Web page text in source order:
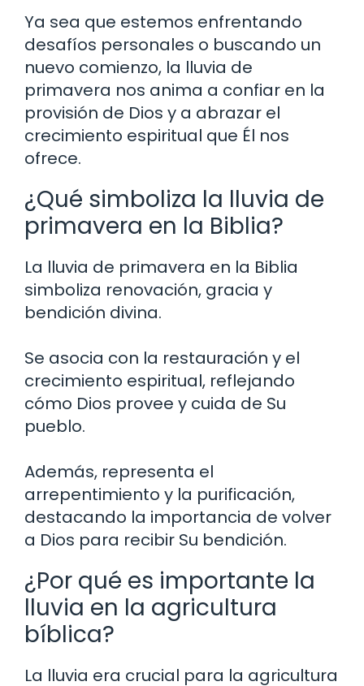
Ya sea que estemos enfrentando
desafíos personales o buscando un
nuevo comienzo, la lluvia de
primavera nos anima a confiar en la
provisión de Dios y a abrazar el
crecimiento espiritual que Él nos
ofrece.
¿Qué simboliza la lluvia de
primavera en la Biblia?
La lluvia de primavera en la Biblia
simboliza renovación, gracia y
bendición divina.
Se asocia con la restauración y el
crecimiento espiritual, reflejando
cómo Dios provee y cuida de Su
pueblo.
Además, representa el
arrepentimiento y la purificación,
destacando la importancia de volver
a Dios para recibir Su bendición.
¿Por qué es importante la
lluvia en la agricultura
bíblica?
La lluvia era crucial para la agricultura